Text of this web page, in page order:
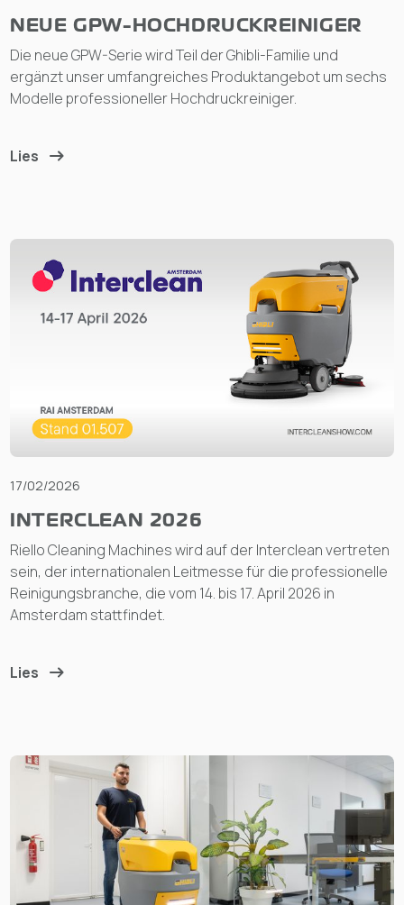
NEUE GPW-HOCHDRUCKREINIGER
Die neue GPW-Serie wird Teil der Ghibli-Familie und
ergänzt unser umfangreiches Produktangebot um sechs
Modelle professioneller Hochdruckreiniger.
Lies
17/02/2026
INTERCLEAN 2026
Riello Cleaning Machines wird auf der Interclean vertreten
sein, der internationalen Leitmesse für die professionelle
Reinigungsbranche, die vom 14. bis 17. April 2026 in
Amsterdam stattfindet.
Lies